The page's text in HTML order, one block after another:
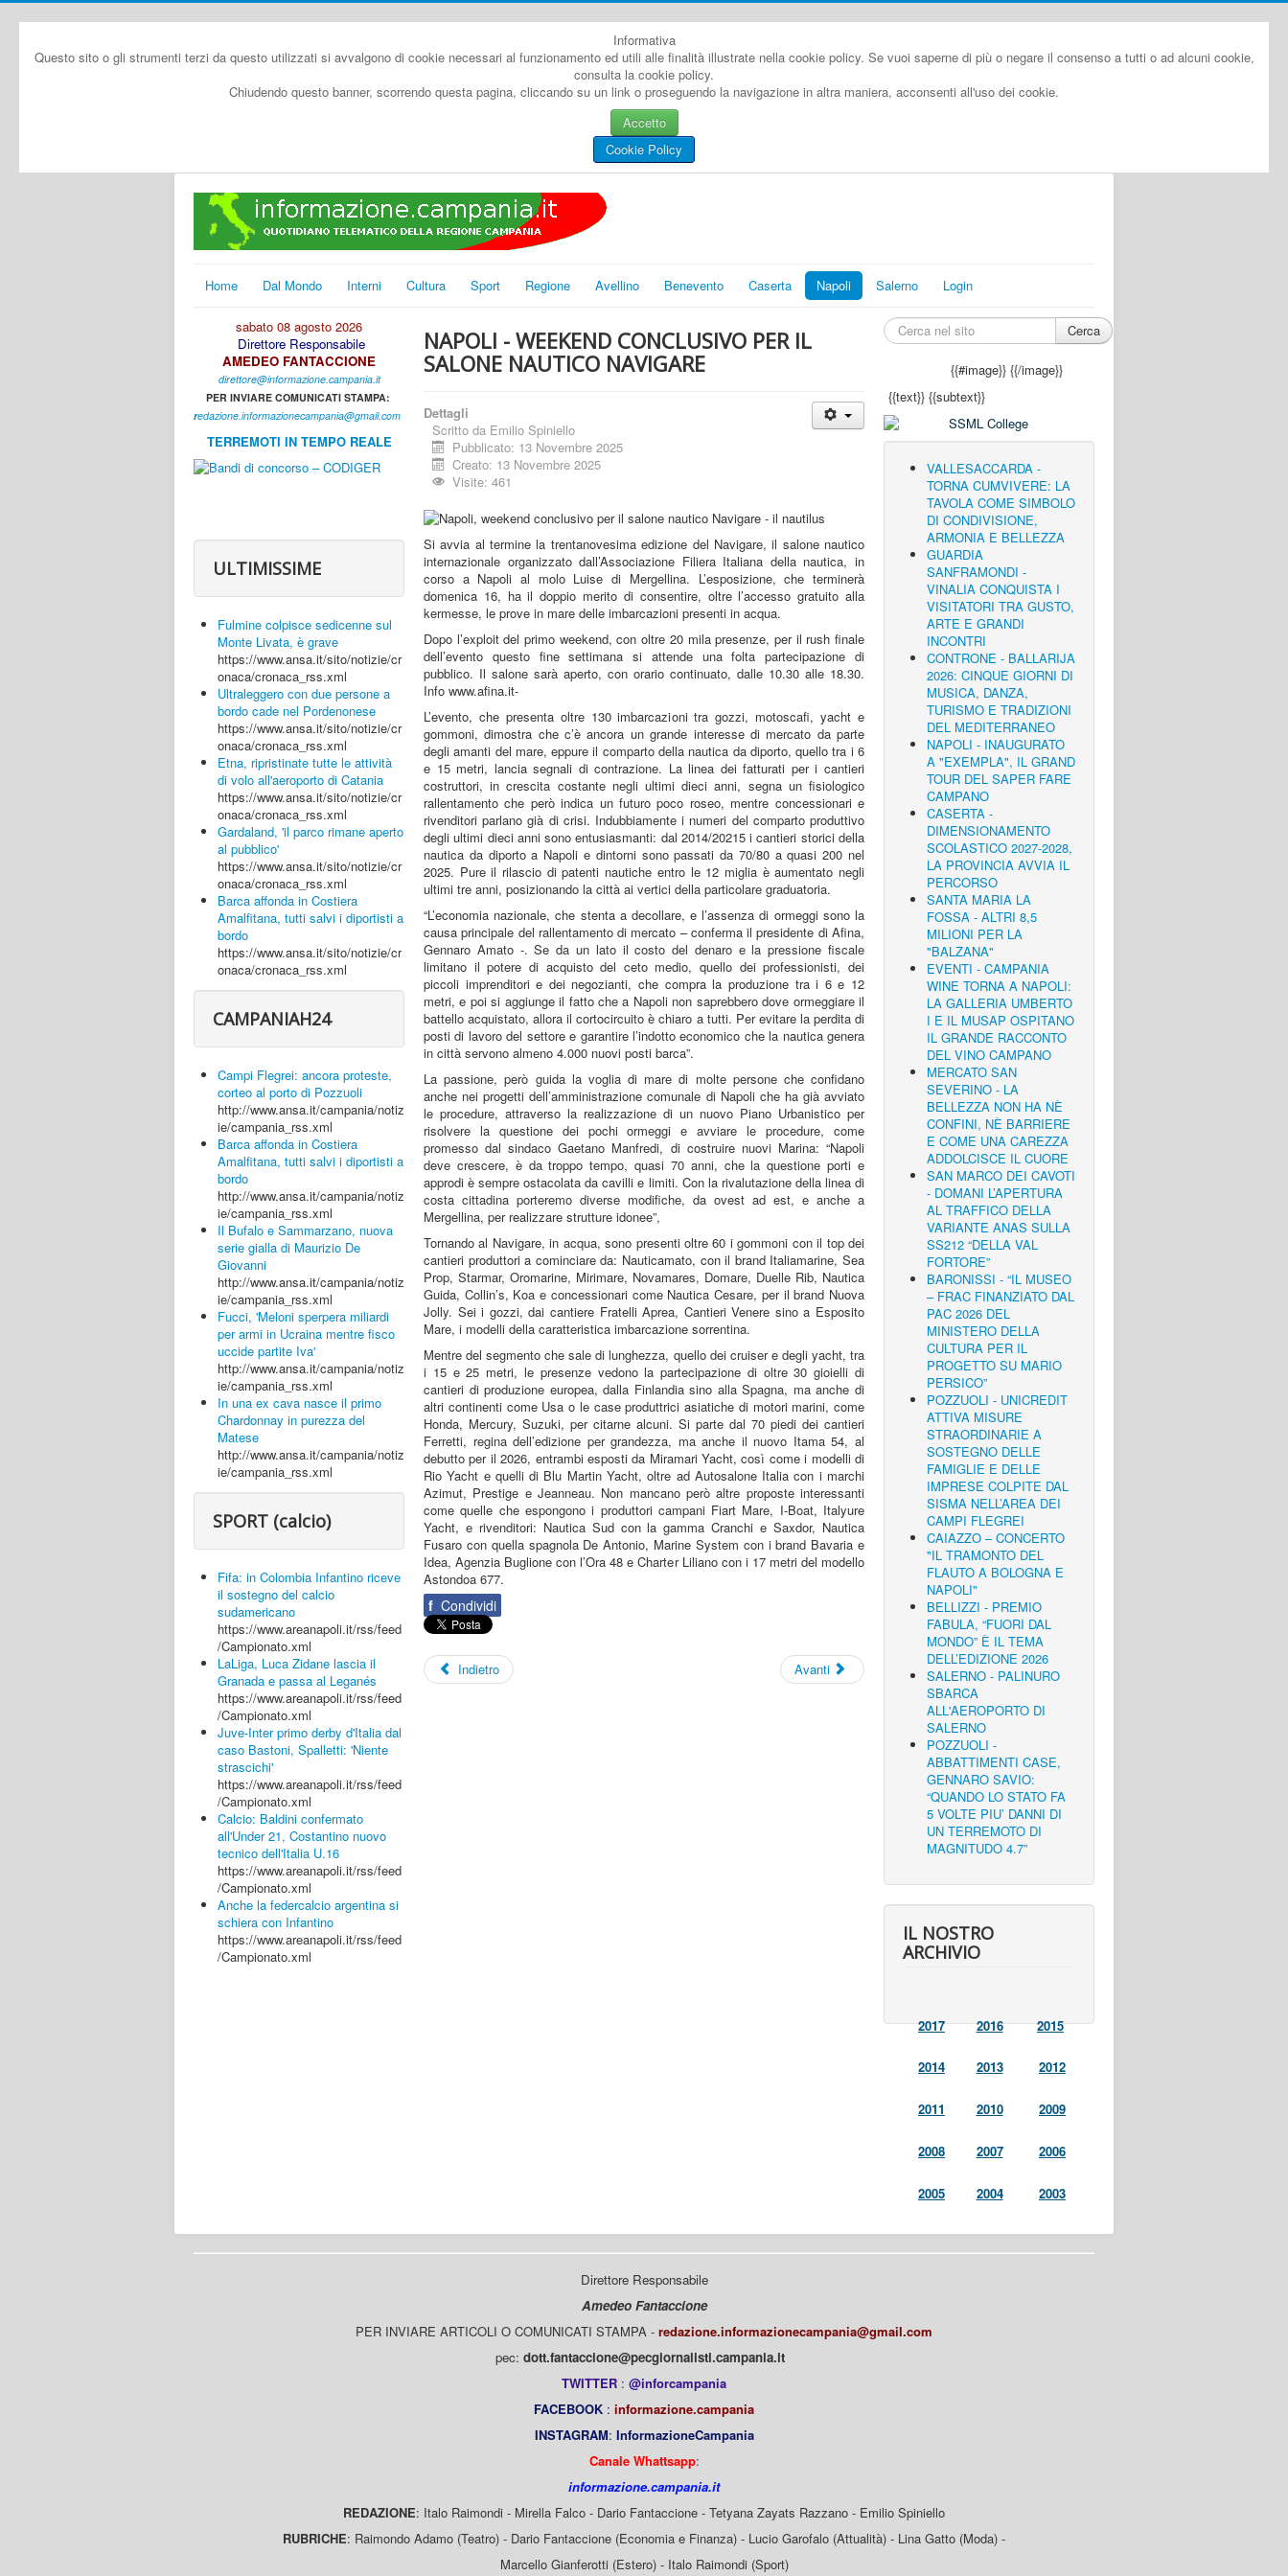
Informativa
Questo sito o gli strumenti terzi da questo utilizzati si avvalgono di cookie necessari al funzionamento ed utili alle finalità illustrate nella cookie policy. Se vuoi saperne di più o negare il consenso a tutti o ad alcuni cookie,
consulta la cookie policy.
Chiudendo questo banner, scorrendo questa pagina, cliccando su un link o proseguendo la navigazione in altra maniera, acconsenti all'uso dei cookie.
Accetto
Cookie Policy
Home Dal Mondo Interni Cultura Sport Regione Avellino Benevento Caserta Napoli Salerno Login
sabato 08 agosto 2026
Direttore Responsabile
AMEDEO FANTACCIONE
direttore@informazione.campania.it
PER INVIARE COMUNICATI STAMPA:
redazione.informazionecampania@gmail.com
TERREMOTI IN TEMPO REALE
ULTIMISSIME
Fulmine colpisce sedicenne sul
Monte Livata, è grave
https://www.ansa.it/sito/notizie/cr
onaca/cronaca_rss.xml
Ultraleggero con due persone a
bordo cade nel Pordenonese
https://www.ansa.it/sito/notizie/cr
onaca/cronaca_rss.xml
Etna, ripristinate tutte le attività
di volo all'aeroporto di Catania
https://www.ansa.it/sito/notizie/cr
onaca/cronaca_rss.xml
Gardaland, 'il parco rimane aperto
al pubblico'
https://www.ansa.it/sito/notizie/cr
onaca/cronaca_rss.xml
Barca affonda in Costiera
Amalfitana, tutti salvi i diportisti a
bordo
https://www.ansa.it/sito/notizie/cr
onaca/cronaca_rss.xml
CAMPANIAH24
Campi Flegrei: ancora proteste,
corteo al porto di Pozzuoli
http://www.ansa.it/campania/notiz
ie/campania_rss.xml
Barca affonda in Costiera
Amalfitana, tutti salvi i diportisti a
bordo
http://www.ansa.it/campania/notiz
ie/campania_rss.xml
Il Bufalo e Sammarzano, nuova
serie gialla di Maurizio De
Giovanni
http://www.ansa.it/campania/notiz
ie/campania_rss.xml
Fucci, 'Meloni sperpera miliardi
per armi in Ucraina mentre fisco
uccide partite Iva'
http://www.ansa.it/campania/notiz
ie/campania_rss.xml
In una ex cava nasce il primo
Chardonnay in purezza del
Matese
http://www.ansa.it/campania/notiz
ie/campania_rss.xml
SPORT (calcio)
Fifa: in Colombia Infantino riceve
il sostegno del calcio
sudamericano
https://www.areanapoli.it/rss/feed
/Campionato.xml
LaLiga, Luca Zidane lascia il
Granada e passa al Leganés
https://www.areanapoli.it/rss/feed
/Campionato.xml
Juve-Inter primo derby d'Italia dal
caso Bastoni, Spalletti: 'Niente
strascichi'
https://www.areanapoli.it/rss/feed
/Campionato.xml
Calcio: Baldini confermato
all'Under 21, Costantino nuovo
tecnico dell'Italia U.16
https://www.areanapoli.it/rss/feed
/Campionato.xml
Anche la federcalcio argentina si
schiera con Infantino
https://www.areanapoli.it/rss/feed
/Campionato.xml
NAPOLI - WEEKEND CONCLUSIVO PER IL
SALONE NAUTICO NAVIGARE
Dettagli
Scritto da Emilio Spiniello
Pubblicato: 13 Novembre 2025
Creato: 13 Novembre 2025
Visite: 461
Si avvia al termine la trentanovesima edizione del Navigare, il salone nautico
internazionale organizzato dall’Associazione Filiera Italiana della nautica, in
corso a Napoli al molo Luise di Mergellina. L’esposizione, che terminerà
domenica 16, ha il doppio merito di consentire, oltre l’accesso gratuito alla
kermesse, le prove in mare delle imbarcazioni presenti in acqua.
Dopo l’exploit del primo weekend, con oltre 20 mila presenze, per il rush finale
dell’evento questo fine settimana si attende una folta partecipazione di
pubblico. Il salone sarà aperto, con orario continuato, dalle 10.30 alle 18.30.
Info www.afina.it-
L’evento, che presenta oltre 130 imbarcazioni tra gozzi, motoscafi, yacht e
gommoni, dimostra che c’è ancora un grande interesse di mercato da parte
degli amanti del mare, eppure il comparto della nautica da diporto, quello tra i 6
e 15 metri, lancia segnali di contrazione. La linea dei fatturati per i cantieri
costruttori, in crescita costante negli ultimi dieci anni, segna un fisiologico
rallentamento che però indica un futuro poco roseo, mentre concessionari e
rivenditori parlano già di crisi. Indubbiamente i numeri del comparto produttivo
degli ultimi dieci anni sono entusiasmanti: dal 2014/20215 i cantieri storici della
nautica da diporto a Napoli e dintorni sono passati da 70/80 a quasi 200 nel
2025. Pure il rilascio di patenti nautiche entro le 12 miglia è aumentato negli
ultimi tre anni, posizionando la città ai vertici della particolare graduatoria.
“L’economia nazionale, che stenta a decollare, e l’assenza di ormeggi sono la
causa principale del rallentamento di mercato – conferma il presidente di Afina,
Gennaro Amato -. Se da un lato il costo del denaro e la pressione fiscale
limitano il potere di acquisto del ceto medio, quello dei professionisti, dei
piccoli imprenditori e dei negozianti, che compra la produzione tra i 6 e 12
metri, e poi si aggiunge il fatto che a Napoli non saprebbero dove ormeggiare il
battello acquistato, allora il cortocircuito è chiaro a tutti. Per evitare la perdita di
posti di lavoro del settore e garantire l’indotto economico che la nautica genera
in città servono almeno 4.000 nuovi posti barca”.
La passione, però guida la voglia di mare di molte persone che confidano
anche nei progetti dell’amministrazione comunale di Napoli che ha già avviato
le procedure, attraverso la realizzazione di un nuovo Piano Urbanistico per
risolvere la questione dei pochi ormeggi e avviare le procedure, come
promesso dal sindaco Gaetano Manfredi, di costruire nuovi Marina: “Napoli
deve crescere, è da troppo tempo, quasi 70 anni, che la questione porti e
approdi è sempre ostacolata da cavilli e limiti. Con la rivalutazione della linea di
costa cittadina porteremo diverse modifiche, da ovest ad est, e anche a
Mergellina, per realizzare strutture idonee”,
Tornando al Navigare, in acqua, sono presenti oltre 60 i gommoni con il top dei
cantieri produttori a cominciare da: Nauticamato, con il brand Italiamarine, Sea
Prop, Starmar, Oromarine, Mirimare, Novamares, Domare, Duelle Rib, Nautica
Guida, Collin’s, Koa e concessionari come Nautica Cesare, per il brand Nuova
Jolly. Sei i gozzi, dai cantiere Fratelli Aprea, Cantieri Venere sino a Esposito
Mare, i modelli della caratteristica imbarcazione sorrentina.
Mentre del segmento che sale di lunghezza, quello dei cruiser e degli yacht, tra
i 15 e 25 metri, le presenze vedono la partecipazione di oltre 30 gioielli di
cantieri di produzione europea, dalla Finlandia sino alla Spagna, ma anche di
altri continenti come Usa o le case produttrici asiatiche di motori marini, come
Honda, Mercury, Suzuki, per citarne alcuni. Si parte dal 70 piedi dei cantieri
Ferretti, regina dell’edizione per grandezza, ma anche il nuovo Itama 54, al
debutto per il 2026, entrambi esposti da Miramari Yacht, così come i modelli di
Rio Yacht e quelli di Blu Martin Yacht, oltre ad Autosalone Italia con i marchi
Azimut, Prestige e Jeanneau. Non mancano però altre proposte interessanti
come quelle che espongono i produttori campani Fiart Mare, I-Boat, Italyure
Yacht, e rivenditori: Nautica Sud con la gamma Cranchi e Saxdor, Nautica
Fusaro con quella spagnola De Antonio, Marine System con i brand Bavaria e
Idea, Agenzia Buglione con l’Ora 48 e Charter Liliano con i 17 metri del modello
Astondoa 677.
f Condividi
Indietro Avanti
Cerca
{{#image}}{{/image}}
{{text}} {{subtext}}
VALLESACCARDA -
TORNA CUMVIVERE: LA
TAVOLA COME SIMBOLO
DI CONDIVISIONE,
ARMONIA E BELLEZZA
GUARDIA
SANFRAMONDI -
VINALIA CONQUISTA I
VISITATORI TRA GUSTO,
ARTE E GRANDI
INCONTRI
CONTRONE - BALLARIJA
2026: CINQUE GIORNI DI
MUSICA, DANZA,
TURISMO E TRADIZIONI
DEL MEDITERRANEO
NAPOLI - INAUGURATO
A "EXEMPLA", IL GRAND
TOUR DEL SAPER FARE
CAMPANO
CASERTA -
DIMENSIONAMENTO
SCOLASTICO 2027-2028,
LA PROVINCIA AVVIA IL
PERCORSO
SANTA MARIA LA
FOSSA - ALTRI 8,5
MILIONI PER LA
"BALZANA"
EVENTI - CAMPANIA
WINE TORNA A NAPOLI:
LA GALLERIA UMBERTO
I E IL MUSAP OSPITANO
IL GRANDE RACCONTO
DEL VINO CAMPANO
MERCATO SAN
SEVERINO - LA
BELLEZZA NON HA NÈ
CONFINI, NÈ BARRIERE
E COME UNA CAREZZA
ADDOLCISCE IL CUORE
SAN MARCO DEI CAVOTI
- DOMANI L’APERTURA
AL TRAFFICO DELLA
VARIANTE ANAS SULLA
SS212 “DELLA VAL
FORTORE”
BARONISSI - “IL MUSEO
– FRAC FINANZIATO DAL
PAC 2026 DEL
MINISTERO DELLA
CULTURA PER IL
PROGETTO SU MARIO
PERSICO”
POZZUOLI - UNICREDIT
ATTIVA MISURE
STRAORDINARIE A
SOSTEGNO DELLE
FAMIGLIE E DELLE
IMPRESE COLPITE DAL
SISMA NELL’AREA DEI
CAMPI FLEGREI
CAIAZZO – CONCERTO
"IL TRAMONTO DEL
FLAUTO A BOLOGNA E
NAPOLI"
BELLIZZI - PREMIO
FABULA, “FUORI DAL
MONDO” È IL TEMA
DELL’EDIZIONE 2026
SALERNO - PALINURO
SBARCA
ALL'AEROPORTO DI
SALERNO
POZZUOLI -
ABBATTIMENTI CASE,
GENNARO SAVIO:
“QUANDO LO STATO FA
5 VOLTE PIU’ DANNI DI
UN TERREMOTO DI
MAGNITUDO 4.7”
IL NOSTRO
ARCHIVIO
2017 2016 2015
2014 2013 2012
2011 2010 2009
2008 2007 2006
2005 2004 2003
Direttore Responsabile
Amedeo Fantaccione
PER INVIARE ARTICOLI O COMUNICATI STAMPA - redazione.informazionecampania@gmail.com
pec: dott.fantaccione@pecgiornalisti.campania.it
TWITTER : @inforcampania
FACEBOOK : informazione.campania
INSTAGRAM: InformazioneCampania
Canale Whattsapp:
informazione.campania.it
REDAZIONE: Italo Raimondi - Mirella Falco - Dario Fantaccione - Tetyana Zayats Razzano - Emilio Spiniello
RUBRICHE: Raimondo Adamo (Teatro) - Dario Fantaccione (Economia e Finanza) - Lucio Garofalo (Attualità) - Lina Gatto (Moda) -
Marcello Gianferotti (Estero) - Italo Raimondi (Sport)